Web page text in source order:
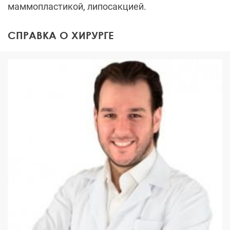
маммопластикой, липосакцией.
СПРАВКА О ХИРУРГЕ